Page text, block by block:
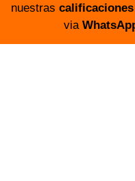
nuestras calificaciones
via